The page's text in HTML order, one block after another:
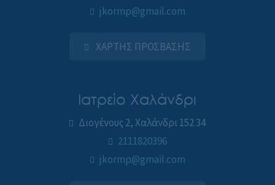
jkormp@gmail.com
ΧΑΡΤΗΣ ΠΡΟΣΒΑΣΗΣ
Ιατρείο Χαλάνδρι
Διογένους 2, Χαλάνδρι 152 34
2111820396
jkormp@gmail.com